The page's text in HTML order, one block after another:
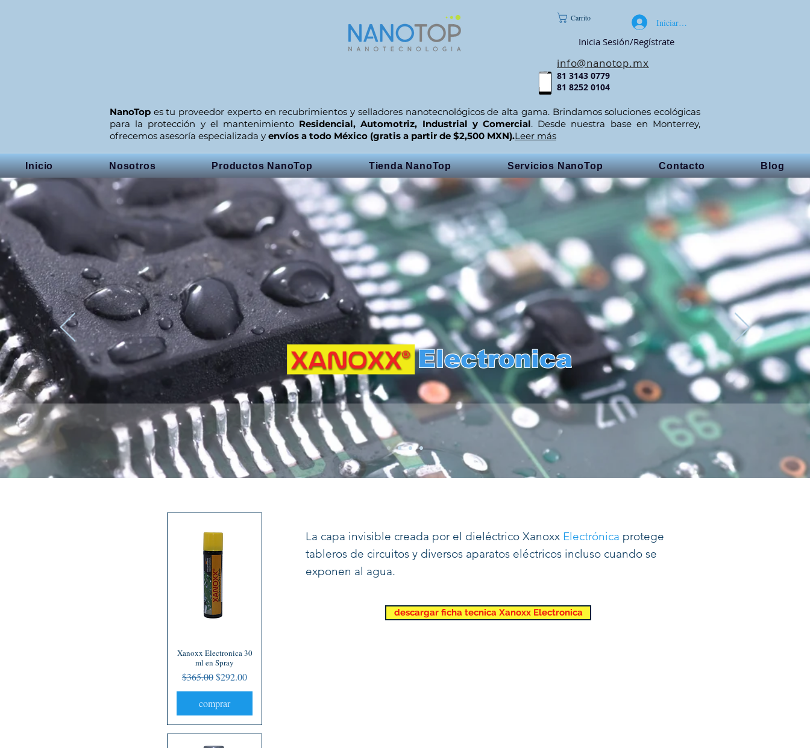
Carrito
Inicia Sesión/Regístrate
Iniciar sesión
info@nanotop.mx
81 3143 0779
81 8252 0104
NanoTop es tu proveedor experto en recubrimientos y selladores nanotecnológicos de alta gama. Brindamos soluciones ecológicas
para la protección y el mantenimiento Residencial, Automotriz, Industrial y Comercial. Desde nuestra base en Monterrey,
ofrecemos asesoría especializada y envíos a todo México (gratis a partir de $2,500 MXN).Leer más
Inicio Nosotros Productos NanoTop Tienda NanoTop Servicios NanoTop Contacto Blog
Electronica
Vista rápida
Xanoxx Electronica 30
ml en Spray
Precio
$365.00Precio de oferta
$292.00
comprar
La capa invisible creada por el dieléctrico Xanoxx Electrónica protege
tableros de circuitos y diversos aparatos eléctricos incluso cuando se
exponen al agua.
descargar ficha tecnica Xanoxx Electronica